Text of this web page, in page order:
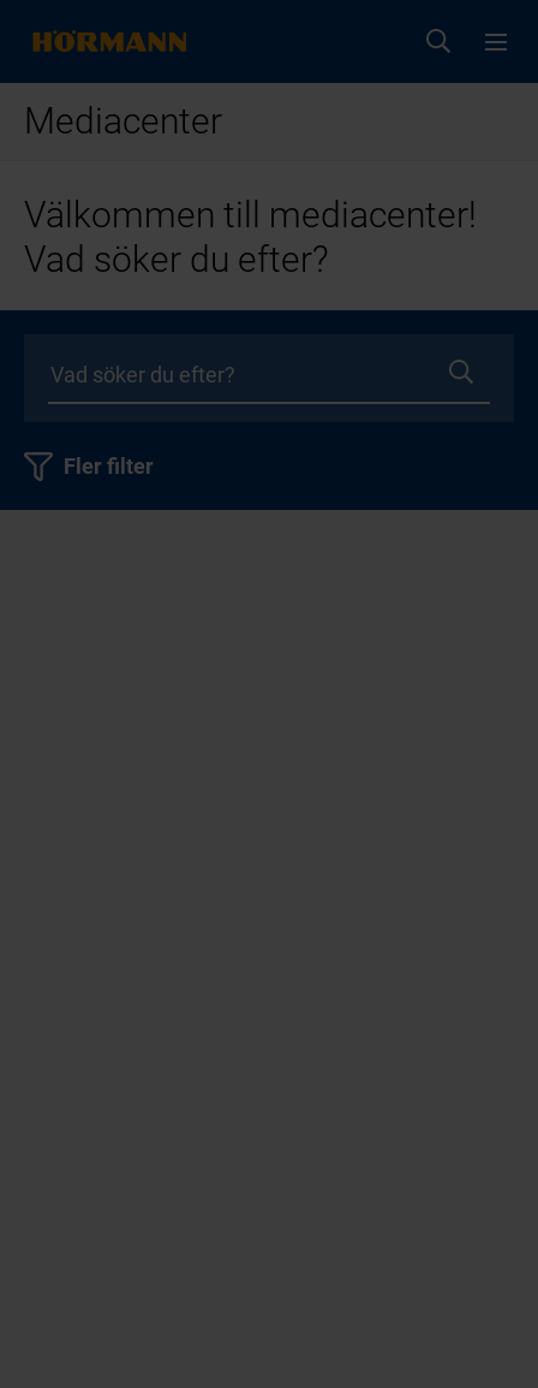
Mediacenter
Välkommen till mediacenter!
Vad söker du efter?
Fler filter